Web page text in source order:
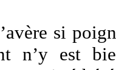
si
n’y est